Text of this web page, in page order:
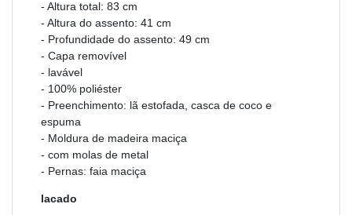
- Altura total: 83 cm
- Altura do assento: 41 cm
- Profundidade do assento: 49 cm
- Capa removível
- lavável
- 100% poliéster
- Preenchimento: lã estofada, casca de coco e
espuma
- Moldura de madeira maciça
- com molas de metal
- Pernas: faia maciça
lacado